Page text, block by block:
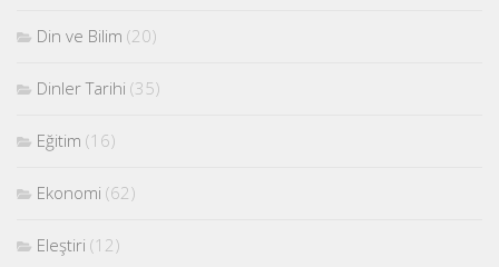
Din ve Bilim (20)
Dinler Tarihi (35)
Eğitim (16)
Ekonomi (62)
Eleştiri (12)